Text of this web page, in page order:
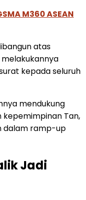
M360 ASEAN
atas
kepada seluruh
mendukung
kepemimpinan Tan,
dalam ramp-up
Jadi